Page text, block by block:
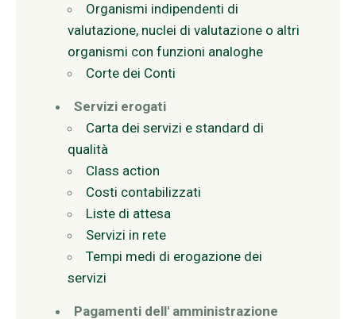
Organismi indipendenti di
valutazione, nuclei di valutazione o altri
organismi con funzioni analoghe
Corte dei Conti
Servizi erogati
Carta dei servizi e standard di
qualità
Class action
Costi contabilizzati
Liste di attesa
Servizi in rete
Tempi medi di erogazione dei
servizi
Pagamenti dell' amministrazione